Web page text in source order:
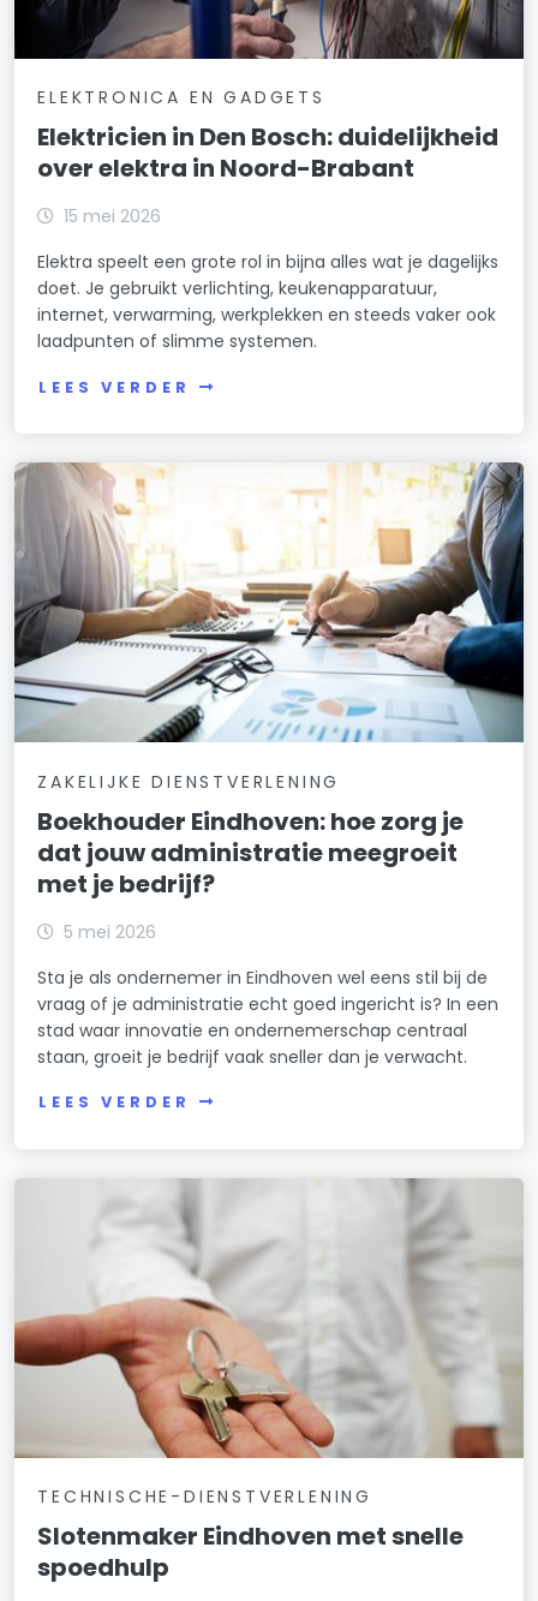
ELEKTRONICA EN GADGETS
Elektricien in Den Bosch: duidelijkheid
over elektra in Noord-Brabant
15 mei 2026
Elektra speelt een grote rol in bijna alles wat je dagelijks
doet. Je gebruikt verlichting, keukenapparatuur,
internet, verwarming, werkplekken en steeds vaker ook
laadpunten of slimme systemen.
LEES VERDER
ZAKELIJKE DIENSTVERLENING
Boekhouder Eindhoven: hoe zorg je
dat jouw administratie meegroeit
met je bedrijf?
5 mei 2026
Sta je als ondernemer in Eindhoven wel eens stil bij de
vraag of je administratie echt goed ingericht is? In een
stad waar innovatie en ondernemerschap centraal
staan, groeit je bedrijf vaak sneller dan je verwacht.
LEES VERDER
TECHNISCHE-DIENSTVERLENING
Slotenmaker Eindhoven met snelle
spoedhulp